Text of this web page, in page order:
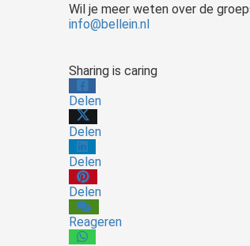
Wil je meer weten over de
info@bellein.nl
Sharing is caring
Delen
Delen
Delen
Delen
Reageren